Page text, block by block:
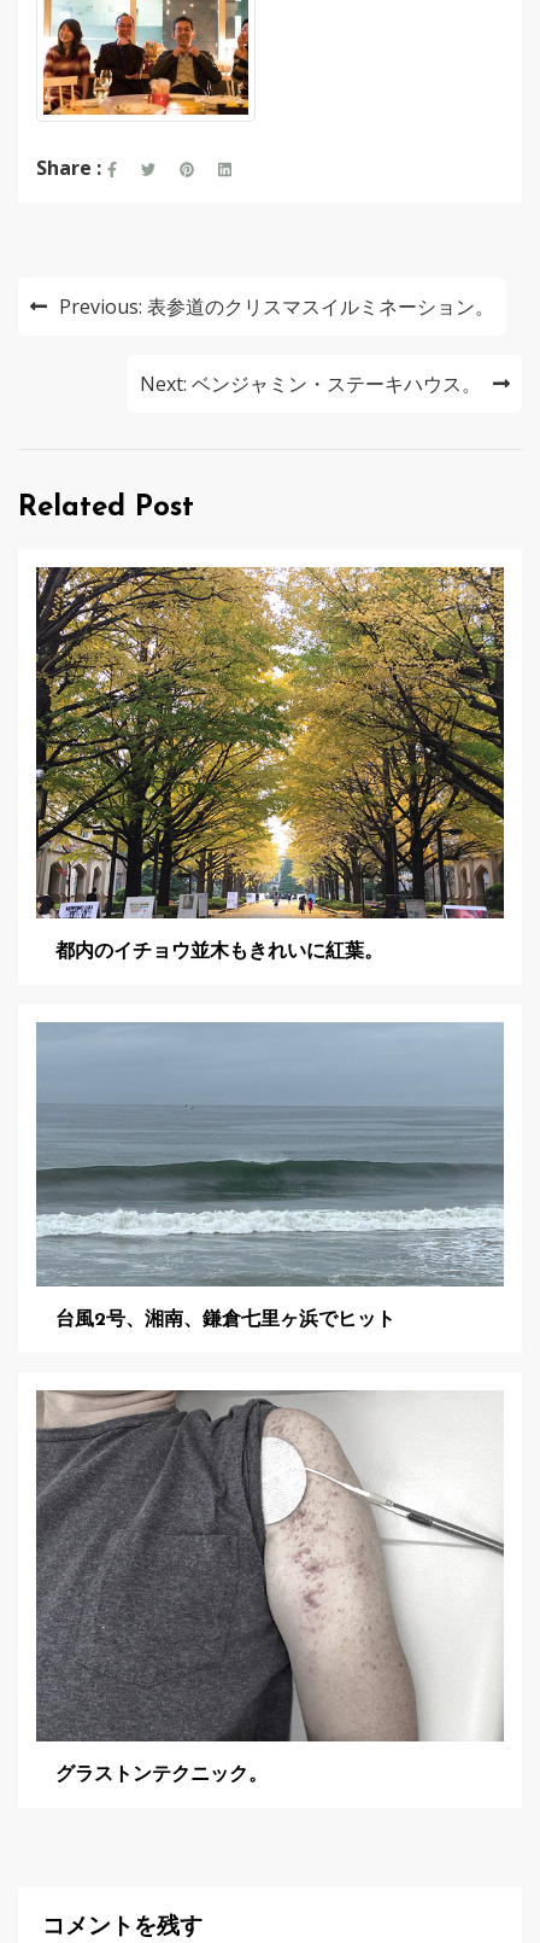
Share :
投
ー
ョ
ン
Previous: 表参道のクリスマスイルミネーション。
Next: ベンジャミン・ステーキハウス。
Related Post
都内のイチョウ並木もきれいに紅葉。
台風2号、湘南、鎌倉七里ヶ浜でヒット
グラストンテクニック。
コメントを残す